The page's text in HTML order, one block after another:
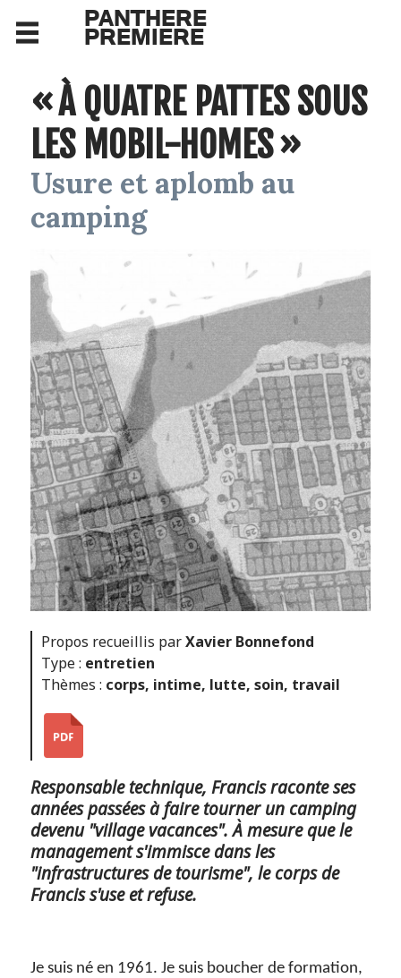
PANTHERE
PREMIERE
« À QUATRE PATTES SOUS
LES MOBIL-HOMES »
Usure et aplomb au
camping
Propos recueillis parXavier Bonnefond
Type : entretien
Thèmes : corps, intime, lutte, soin, travail
Responsable technique, Francis raconte ses
années passées à faire tourner un camping
devenu "village vacances". À mesure que le
management s'immisce dans les
"infrastructures de tourisme", le corps de
Francis s'use et refuse.
Je suis né en 1961. Je suis boucher de formation,